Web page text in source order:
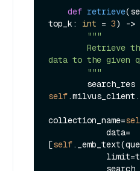
def retrieve(
top_k: int = 3) ->
"""
data to the given
        """
self
collection_name=
[self